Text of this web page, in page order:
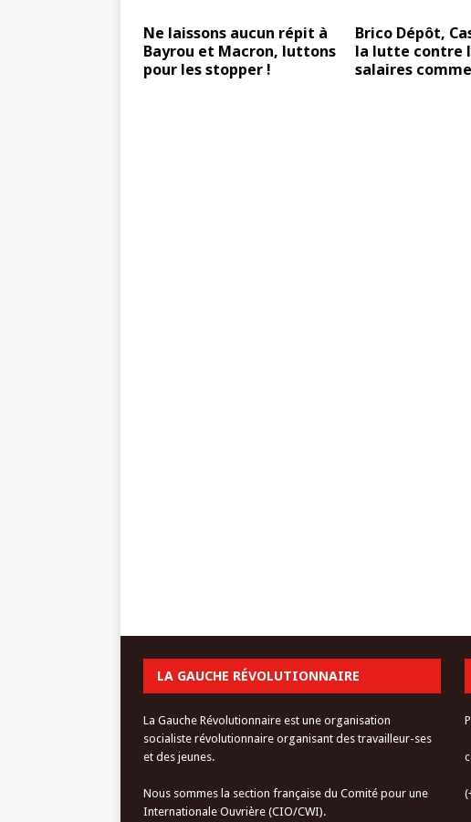
Ne laissons aucun répit à
Bayrou et Macron, luttons
pour les stopper !
Brico Dépôt,
la lutte contre
salaires
LA GAUCHE RÉVOLUTIONNAIRE
La Gauche Révolutionnaire est une organisation
socialiste révolutionnaire organisant des travailleur-ses
et des jeunes.
Nous sommes la section française du Comité pour une
Internationale Ouvrière (CIO/CWI).